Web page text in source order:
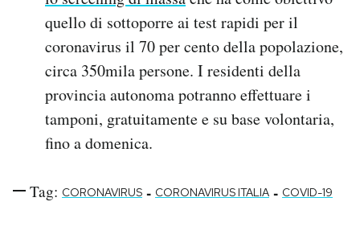
quello di sottoporre ai test rapidi per il
coronavirus il 70 per cento della popolazione,
circa 350mila persone. I residenti della
provincia autonoma potranno effettuare i
tamponi, gratuitamente e su base volontaria,
fino a domenica.
Tag: CORONAVIRUS - CORONAVIRUS ITALIA - COVID-19